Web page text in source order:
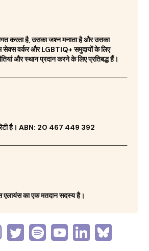
करता है, उसका जश्न मनाता है और उसका
सेक्स वर्कर और LGBTIQ+ समुदायों के लिए
और स्थान प्रदान करने के लिए प्रतिबद्ध हैं।
है। ABN: 20 467 449 392
एलायंस का एक मतदान सदस्य है।